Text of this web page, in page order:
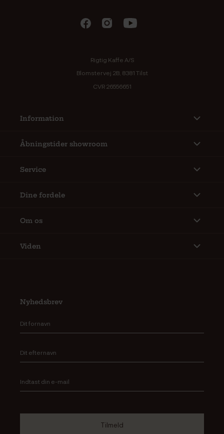
Rigtig Kaffe A/S
Blomstervej 2B, 8381 Tilst
CVR 26556651
Information
Åbningstider showroom
Service
Dine fordele
Om os
Viden
Nyhedsbrev